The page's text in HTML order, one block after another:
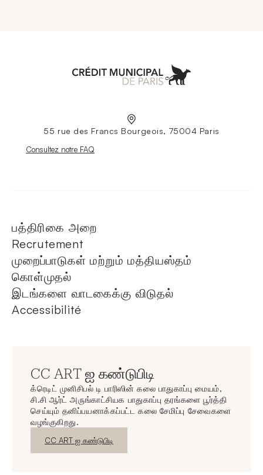
55 rue des Francs Bourgeois, 75004 Paris
Nouvelle fenêtre
Consultez notre FAQ
பத்திரிகை அறை
Recrutement
முறைப்பாடுகள் மற்றும் மத்தியஸ்தம்
கொள்முதல்
இடங்களை வாடகைக்கு விடுதல்
Accessibilité
CC ART ஐ கண்டுபிடி
க்ரெடிட் முனிசிபல் டி பாரிஸின் கலை பாதுகாப்பு மையம்,
சி.சி ஆர்ட் அருங்காட்சியக பாதுகாப்பு தரங்களை பூர்த்தி
செய்யும் தனிப்பயனாக்கப்பட்ட கலை சேமிப்பு சேவைகளை
வழங்குகிறது.
புதிய சாளரம்
CC ART ஐ கண்டுபிடி